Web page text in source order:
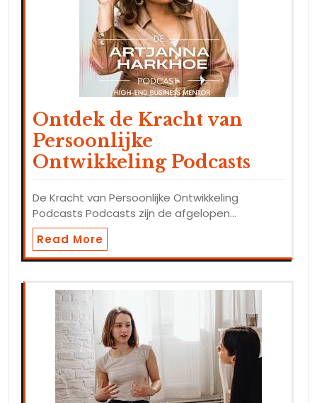
Ontdek de Kracht van
Persoonlijke
Ontwikkeling Podcasts
De Kracht van Persoonlijke Ontwikkeling
Podcasts Podcasts zijn de afgelopen…
Read More